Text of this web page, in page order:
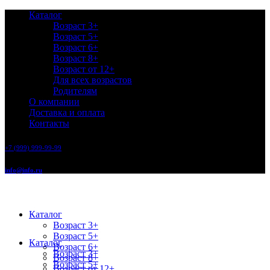
Каталог
Возраст 3+
Возраст 5+
Возраст 6+
Возраст 8+
Возраст от 12+
Для всех возрастов
Родителям
О компании
Доставка и оплата
Контакты
+7 (999) 999-99-99
info@info.ru
Каталог
Возраст 3+
Возраст 5+
Возраст 6+
Возраст 8+
Каталог
Возраст 3+
Возраст 5+